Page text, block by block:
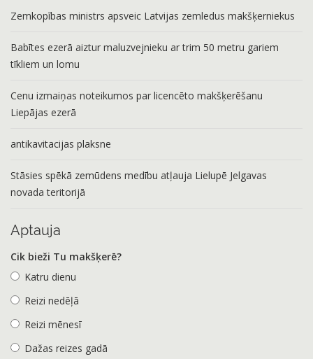
Zemkopības ministrs apsveic Latvijas zemledus makšķerniekus
Babītes ezerā aiztur maluzvejnieku ar trim 50 metru gariem
tīkliem un lomu
Cenu izmaiņas noteikumos par licencēto makšķerēšanu
Liepājas ezerā
antikavitacijas plaksne
Stāsies spēkā zemūdens medību atļauja Lielupē Jelgavas
novada teritorijā
Aptauja
Cik bieži Tu makšķerē?
Katru dienu
Reizi nedēļā
Reizi mēnesī
Dažas reizes gadā